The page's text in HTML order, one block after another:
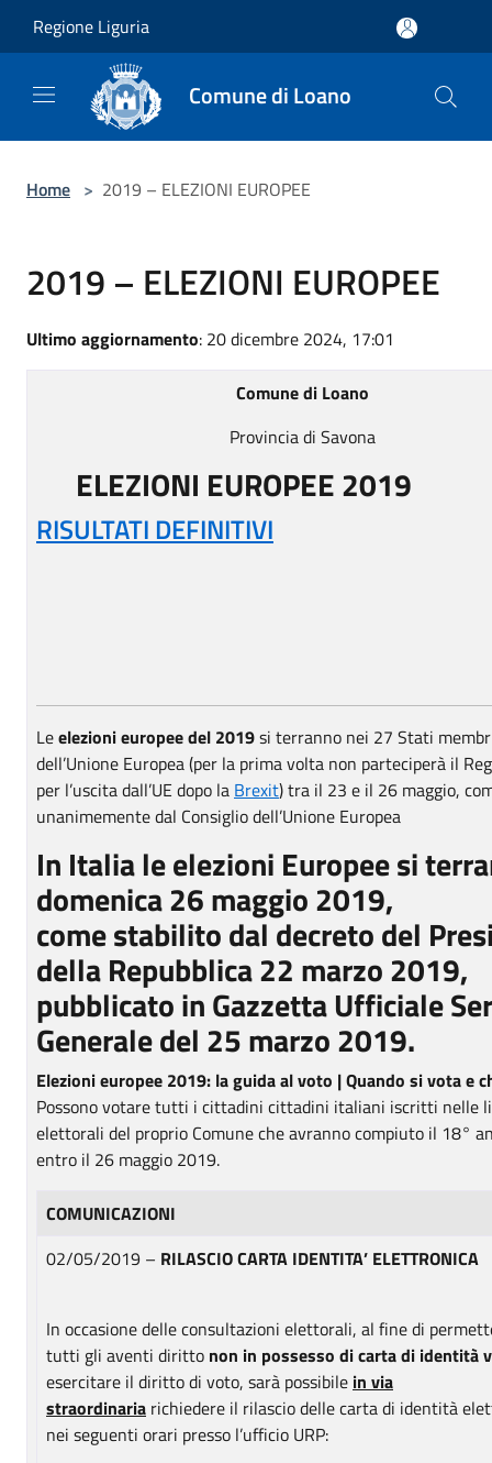
Regione Liguria
Comune di Loano
Home > 2019 – ELEZIONI EUROPEE
2019 – ELEZIONI EUROPEE
Ultimo aggiornamento: 20 dicembre 2024, 17:01
Comune di Loano
Provincia di Savona
ELEZIONI EUROPEE 2019
RISULTATI DEFINITIVI
Leelezioni europee del 2019si terranno nei 27 Stati
dell’Unione Europea (per la prima volta non parteciperà il
per l’uscita dall’UE dopo la Brexit) tra il 23 e il 26 maggio,
unanimemente dal Consiglio dell’Unione Europea
In Italia le elezioni Europee si
domenica 26 maggio 2019,
come stabilito dal decreto del
della Repubblica 22 marzo 2019,
pubblicato in Gazzetta Ufficiale
Generale del 25 marzo 2019.
Elezioni europee 2019: la guida al voto | Quando si vota e
Possono votare tutti i cittadini cittadini italiani iscritti nelle
elettorali del proprio Comune che avranno compiuto il 18°
entro il 26 maggio 2019.
COMUNICAZIONI
02/05/2019 – RILASCIO CARTA IDENTITA’ ELETTRONICA
In occasione delle consultazioni elettorali, al fine di
tutti gli aventi diritto non in possesso di carta di identità
esercitare il diritto di voto, sarà possibile in via
straordinaria richiedere il rilascio delle carta di identità
nei seguenti orari presso l’ufficio URP: